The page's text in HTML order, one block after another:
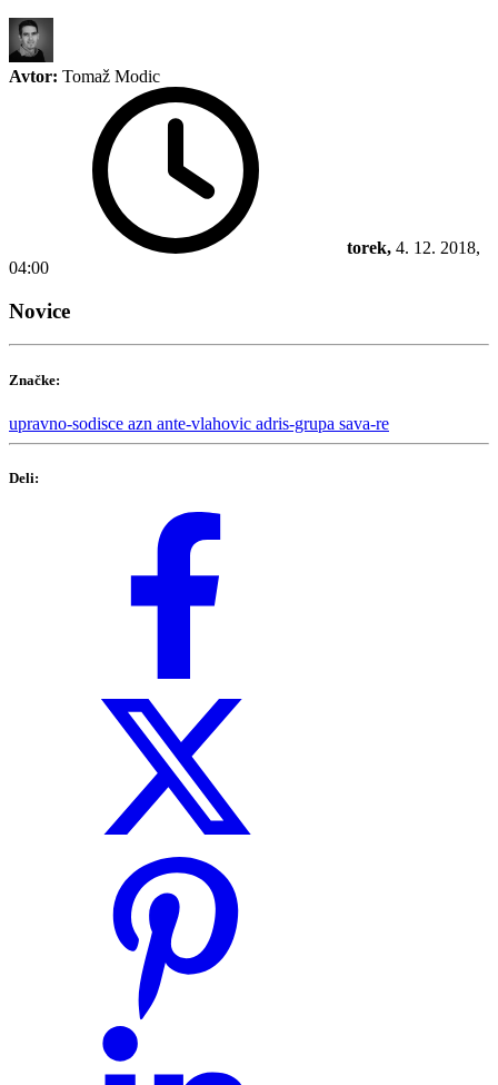
Avtor: Tomaž Modic
torek, 4. 12. 2018,
04:00
Novice
Značke:
upravno-sodisce azn ante-vlahovic adris-grupa sava-re
Deli: